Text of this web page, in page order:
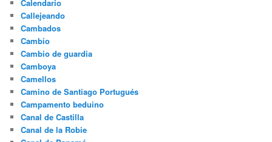
Calendario
Callejeando
Cambados
Cambio
Cambio de guardia
Camboya
Camellos
Camino de Santiago Portugués
Campamento beduino
Canal de Castilla
Canal de la Robie